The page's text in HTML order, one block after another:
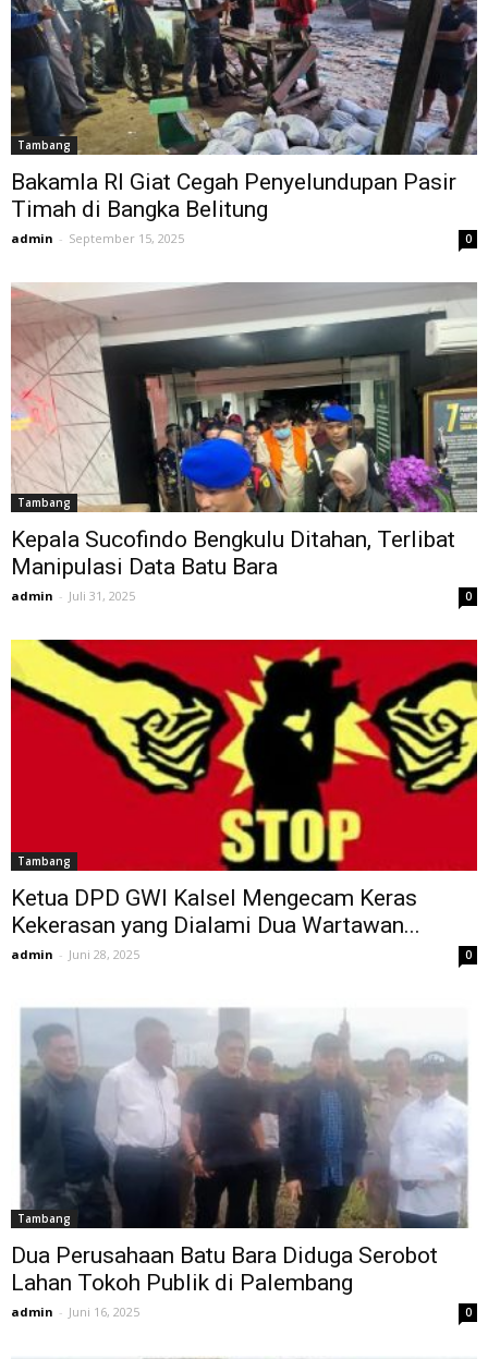
Tambang
Bakamla RI Giat Cegah Penyelundupan Pasir
Timah di Bangka Belitung
admin - September 15, 2025 0
Tambang
Kepala Sucofindo Bengkulu Ditahan, Terlibat
Manipulasi Data Batu Bara
admin - Juli 31, 2025 0
Tambang
Ketua DPD GWI Kalsel Mengecam Keras
Kekerasan yang Dialami Dua Wartawan...
admin - Juni 28, 2025 0
Tambang
Dua Perusahaan Batu Bara Diduga Serobot
Lahan Tokoh Publik di Palembang
admin - Juni 16, 2025 0